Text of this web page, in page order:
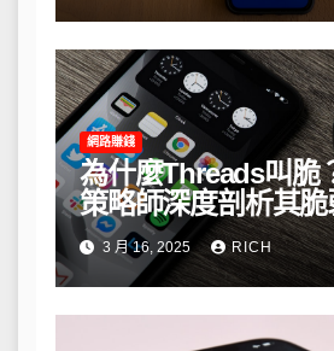
網路賺錢
為什麼Threads叫脆
策略師深度剖析其脆
3 月 16, 2025 RICH